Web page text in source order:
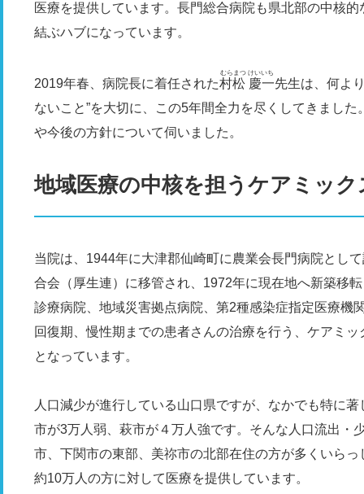
医療を提供しています。長門総合病院も県北部の中核
結ぶハブになっています。
2019年春、病院長に着任された村松 慶一
むらまつ けいいち
先生は、何よ
ないこと”を大切に、この5年間全力を尽くしてきまし
や今後の方針について伺いました。
地域医療の中核を担うケアミック
当院は、1944年に大津郡仙崎町に農業会長門病院とし
合会（厚生連）に移管され、1972年に現在地へ新築移
診療病院、地域災害拠点病院、第2種感染症指定医療機
回復期、慢性期までの患者さんの治療を行う、ケアミ
となっています。
人口減少が進行している山口県ですが、なかでも特に
市が3万人弱、萩市が４万人強です。そんな人口流出・
市、下関市の東部、美祢市の北部在住の方が多くいら
約10万人の方に対して医療を提供しています。